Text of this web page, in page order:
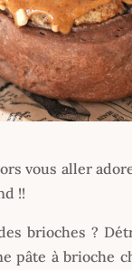
vous aller
!!
brioches ?
pâte à brioche